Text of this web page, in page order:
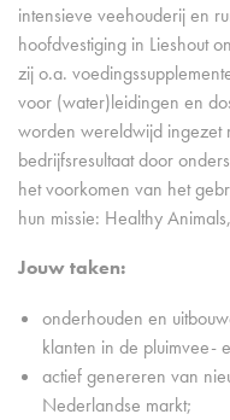
intensieve veehouderij en
hoofdvestiging in Lieshout
zij o.a.
voor (water)leidingen en
worden wereldwijd ingezet
bedrijfsresultaat door
het voorkomen van het
hun missie: Healthy
Jouw taken:
onderhouden en
klanten in de pluimvee-
actief genereren van
Nederlandse markt;